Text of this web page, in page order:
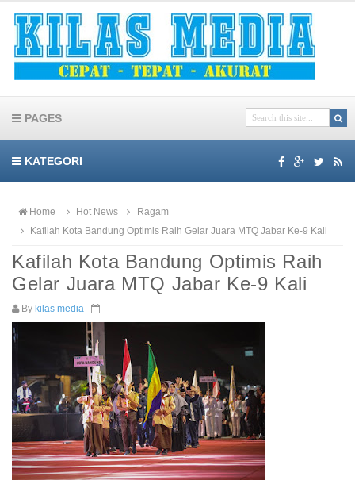
PAGES
KATEGORI
Home Hot News
Ragam
Kafilah Kota Bandung Optimis Raih Gelar Juara MTQ Jabar Ke-9 Kali
Kafilah Kota Bandung Optimis Raih
Gelar Juara MTQ Jabar Ke-9 Kali
By kilas media